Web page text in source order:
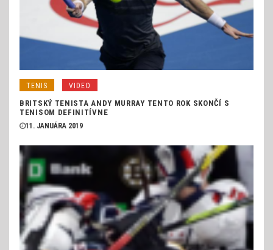
TENIS VIDEO
BRITSKÝ TENISTA ANDY MURRAY TENTO ROK SKONČÍ S
TENISOM DEFINITÍVNE
11. JANUÁRA 2019